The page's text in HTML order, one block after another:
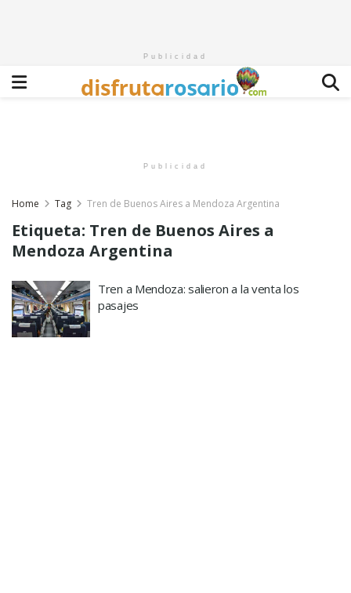
Publicidad
Publicidad
Home Tag Tren de Buenos Aires a Mendoza Argentina
Etiqueta: Tren de Buenos Aires a
Mendoza Argentina
Tren a Mendoza: salieron a la venta los
pasajes